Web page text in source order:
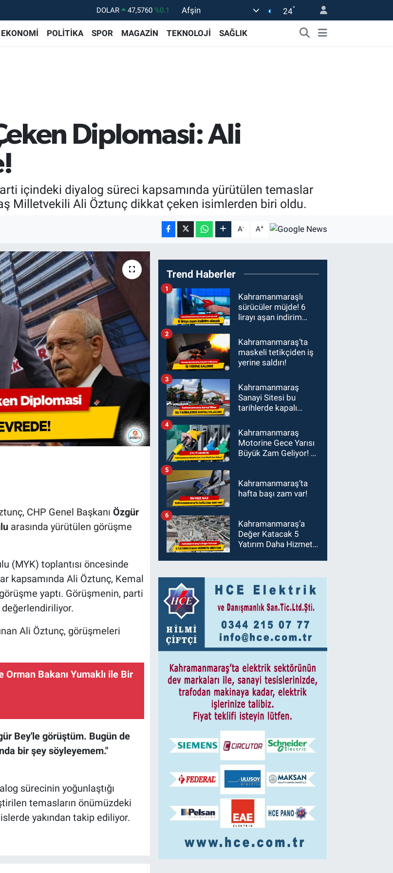
DOLAR 47,5760 %0.1
EURO
55,0126
%0.29
Afşin 24°
EKONOMİ POLİTİKA SPOR MAGAZİN TEKNOLOJİ SAĞLIK
Diplomasi: Ali
içindeki diyalog süreci kapsamında yürütülen temaslar
Milletvekili Ali Öztunç dikkat çeken isimlerden biri oldu.
A- A+
CHP Genel Başkanı Özgür
arasında yürütülen görüşme
(MYK) toplantısı öncesinde
kapsamında Ali Öztunç, Kemal
yaptı. Görüşmenin, parti
Ali Öztunç, görüşmeleri
Orman Bakanı Yumaklı ile Bir
Bey'le görüştüm. Bugün de
bir şey söyleyemem."
sürecinin yoğunlaştığı
temasların önümüzdeki
yakından takip ediliyor.
Trend Haberler
Kahramanmaraşlı
sürücüler müjde! 6
lirayı aşan indirim
1
Kahramanmaraş’ta
maskeli tetikçiden iş
yerine saldırı!
2
Kahramanmaraş
Sanayi Sitesi bu
tarihlerde kapalı
3
Kahramanmaraş
Motorine Gece Yarısı
Büyük Zam Geliyor! 5
4
Kahramanmaraş’ta
hafta başı zam var!
5
Kahramanmaraş’a
Değer Katacak 5
Yatırım Daha Hizmete
6